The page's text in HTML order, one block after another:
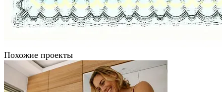
Похожие проекты